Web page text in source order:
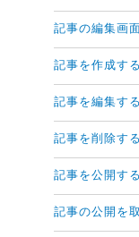
記事の編集画
記事を作成する
記事を編集する
記事を削除する
記事を公開する
記事の公開を